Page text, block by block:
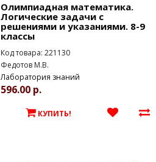
Олимпиадная математика.
Логические задачи с
решениями и указаниями. 8-9
классы
Код товара: 221130
Федотов М.В.
Лаборатория знаний
596.00 р.
КУПИТЬ!